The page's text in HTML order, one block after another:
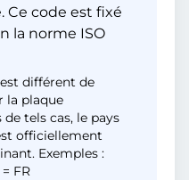
Ce code est fixé
la norme ISO
différent de
la plaque
tels cas, le pays
officiellement
Exemples :
FR